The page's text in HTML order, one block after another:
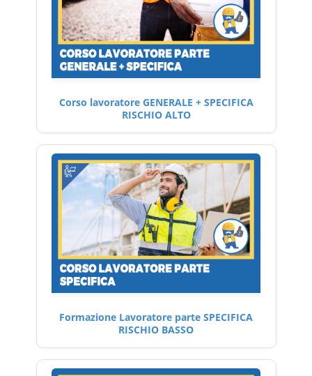
Corso lavoratore GENERALE + SPECIFICA
RISCHIO ALTO
Formazione Lavoratore parte SPECIFICA
RISCHIO BASSO